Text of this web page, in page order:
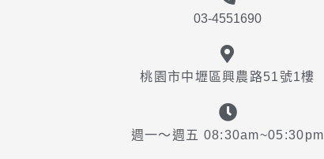
03-4551690
桃園市中壢區興農路51號1樓
週一～週五 08:30am~05:30pm